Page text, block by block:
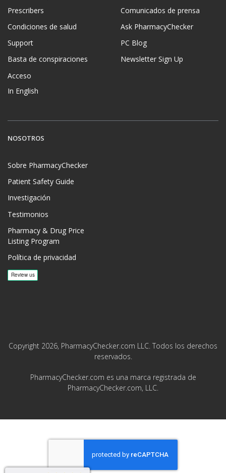
Prescribers
Condiciones de salud
Support
Basta de conspiraciones
Acceso
In English
Comunicados de prensa
Ask PharmacyChecker
PC Blog
Newsletter Sign Up
NOSOTROS
Sobre PharmacyChecker
Patient Safety Guide
Investigación
Testimonios
Pharmacy & Drug Price
Listing Program
Política de privacidad
Copyright 2026, PharmacyChecker.com LLC. Todos los derechos
reservados.
PharmacyChecker.com es una marca registrada de
PharmacyChecker.com, LLC.